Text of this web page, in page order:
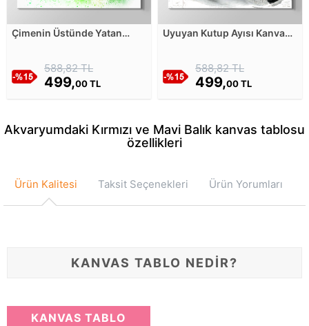
Çimenin Üstünde Yatan
588,82 TL
499,00 TL
Uyuyan Kutup Ayısı Kanvas
588,82 TL
499,00 TL
Akvaryumdaki Kırmızı ve Mavi Balık kanvas tablosu
özellikleri
Ürün Kalitesi Taksit Seçenekleri Ürün Yorumları
KANVAS TABLO NEDİR?
KANVAS TABLO